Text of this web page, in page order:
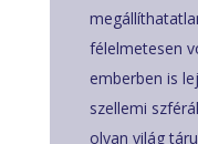
félelmetesen
emberben is
szellemi
olyan világ